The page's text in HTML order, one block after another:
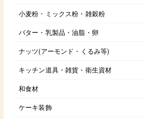
小麦粉・ミックス粉・雑穀粉
バター・乳製品・油脂・卵
ナッツ(アーモンド・くるみ等)
キッチン道具・雑貨・衛生資材
和食材
ケーキ装飾